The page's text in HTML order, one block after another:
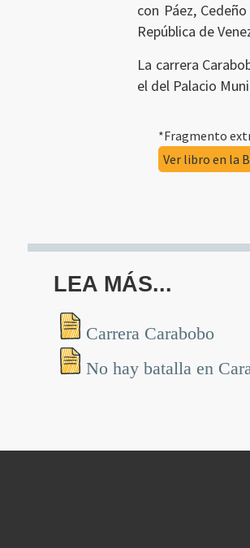
con Páez,
República de
La carrera
el del Palacio
*Fragmento
Ver libro en la
LEA MÁS...
Carrera Carabobo
No hay batalla en